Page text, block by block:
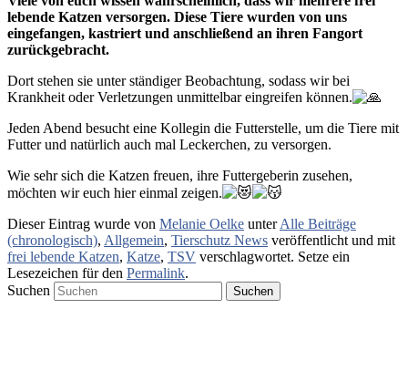
lebende Katzen versorgen. Diese Tiere wurden von uns
eingefangen, kastriert und anschließend an ihren Fangort
zurückgebracht.
Dort stehen sie unter ständiger Beobachtung, sodass wir bei
Krankheit oder Verletzungen unmittelbar eingreifen können.
Jeden Abend besucht eine Kollegin die Futterstelle, um die Tiere mit
Futter und natürlich auch mal Leckerchen, zu versorgen.
Wie sehr sich die Katzen freuen, ihre Futtergeberin zusehen,
möchten wir euch hier einmal zeigen.
Dieser Eintrag wurde von Melanie Oelke unterAlle Beiträge
(chronologisch), Allgemein, Tierschutz News veröffentlicht und mit
frei lebende Katzen, Katze, TSV verschlagwortet. Setze ein
Lesezeichen für den Permalink.
Suchen